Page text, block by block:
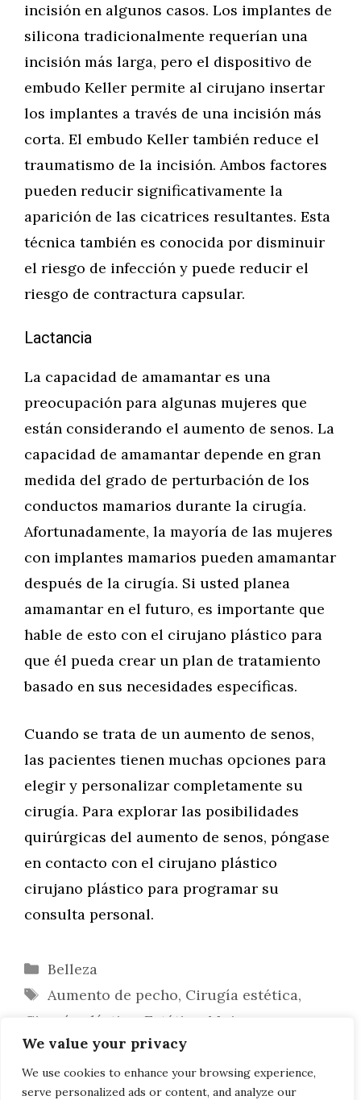
We value your privacy
We use cookies to enhance your browsing experience,
serve personalized ads or content, and analyze our
incisión en algunos casos. Los implantes de
silicona tradicionalmente requerían una
incisión más larga, pero el dispositivo de
embudo Keller permite al cirujano insertar
los implantes a través de una incisión más
corta. El embudo Keller también reduce el
traumatismo de la incisión. Ambos factores
pueden reducir significativamente la
aparición de las cicatrices resultantes. Esta
técnica también es conocida por disminuir
el riesgo de infección y puede reducir el
riesgo de contractura capsular.
Lactancia
La capacidad de amamantar es una
preocupación para algunas mujeres que
están considerando el aumento de senos. La
capacidad de amamantar depende en gran
medida del grado de perturbación de los
conductos mamarios durante la cirugía.
Afortunadamente, la mayoría de las mujeres
con implantes mamarios pueden amamantar
después de la cirugía. Si usted planea
amamantar en el futuro, es importante que
hable de esto con el cirujano plástico para
que él pueda crear un plan de tratamiento
basado en sus necesidades específicas.
Cuando se trata de un aumento de senos,
las pacientes tienen muchas opciones para
elegir y personalizar completamente su
cirugía. Para explorar las posibilidades
quirúrgicas del aumento de senos, póngase
en contacto con el cirujano plástico
cirujano plástico para programar su
consulta personal.
Categorías
Belleza
Etiquetas
Aumento de pecho, Cirugía estética,
Cirugía plástica
Estética
Mujer
Empieza el 2020 con un nuevo look
Todo lo que necesitas saber sobre